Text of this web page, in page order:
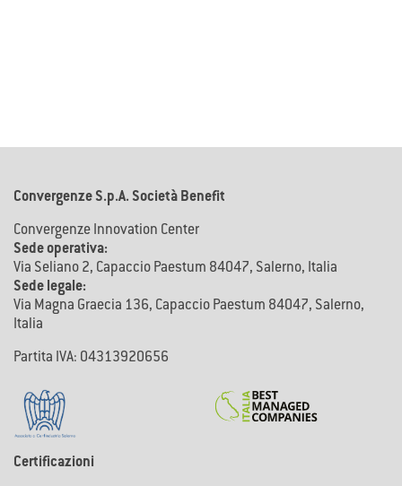
Convergenze S.p.A. Società Benefit
Convergenze Innovation Center
Sede operativa:
Via Seliano 2, Capaccio Paestum 84047, Salerno, Italia
Sede legale:
Via Magna Graecia 136, Capaccio Paestum 84047, Salerno,
Italia
Partita IVA: 04313920656
Certificazioni